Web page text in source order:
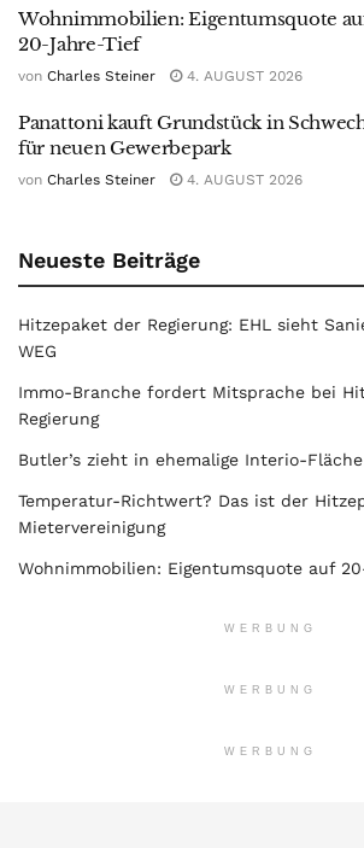
Wohnimmobilien: Eigentumsquote
20-Jahre-Tief
von Charles Steiner 4. AUGUST 2026
Panattoni kauft Grundstück in
für neuen Gewerbepark
von Charles Steiner 4. AUGUST 2026
Neueste Beiträge
Hitzepaket der Regierung: EHL sieht
WEG
Immo-Branche fordert Mitsprache bei
Regierung
Butler’s zieht in ehemalige Interio-
Temperatur-Richtwert? Das ist der
Mietervereinigung
Wohnimmobilien: Eigentumsquote auf
WERBUNG
WERBUNG
WERBUNG